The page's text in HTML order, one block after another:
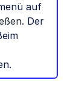
auf
. Der